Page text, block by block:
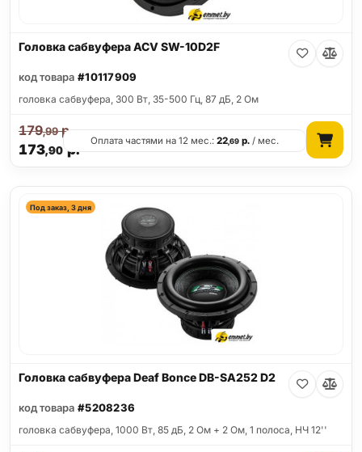
Головка сабвуфера ACV SW-10D2F
код товара #10117909
головка сабвуфера, 300 Вт, 35-500 Гц, 87 дБ, 2 Ом
173,90р.
179,99р.
Оплата частями на 12 мес.:22,69 р. / мес.
Под заказ, 3 дня
Головка сабвуфера Deaf Bonce DB-SA252 D2
код товара #5208236
головка сабвуфера, 1000 Вт, 85 дБ, 2 Ом + 2 Ом, 1 полоса, НЧ 12''